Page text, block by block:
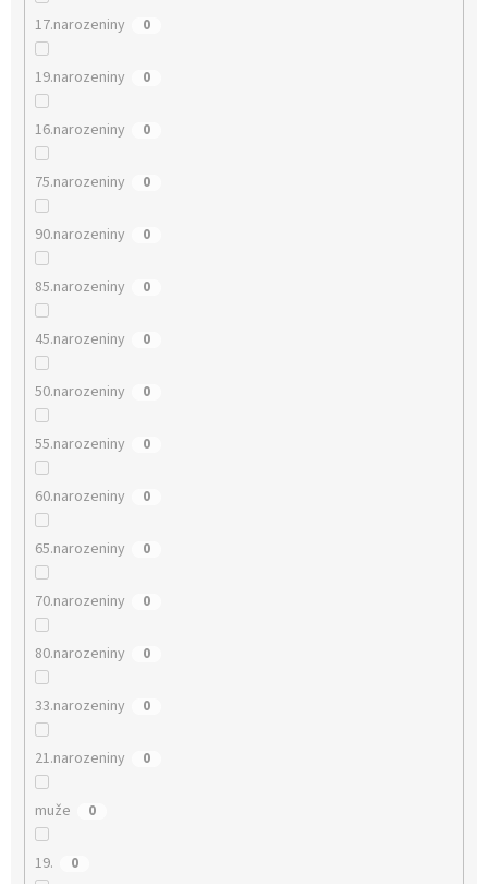
17.narozeniny 0
19.narozeniny 0
16.narozeniny 0
75.narozeniny 0
90.narozeniny 0
85.narozeniny 0
45.narozeniny 0
50.narozeniny 0
55.narozeniny 0
60.narozeniny 0
65.narozeniny 0
70.narozeniny 0
80.narozeniny 0
33.narozeniny 0
21.narozeniny 0
muže 0
19. 0